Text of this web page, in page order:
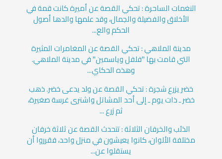
النغمات الساحرة : تحكي القصة عن أميرة كانت قمة في
الأخلاق والفضيلة والجمال، وقد علمها والدها أصول
الحكم والع...
مدينة الملاهي : تحكي القصة عن المغامرات المثيرة
التي قامت بها "فلفل وياسمين" في مدينة الملاهي.
وهذه الحكاي...
خضر يزرع شجرة : تحكي القصة عن ولد يدعى خضر. ذهب
خضر ـ ذات يوم ـ إلى أحد المشاتل واشترى غرسة صغيرة،
ثم زرع ...
الذئب والخرفان الثلاثة : تتحدث القصة عن ثلاثة خرفان
مختلفة الألوان، كانوا يعيشون في منزل واحد، فقرروا أن
يستقلوا عن...